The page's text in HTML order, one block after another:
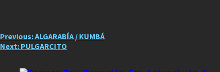
Post
navigation
Previous:ALGARABÍA / KUMBÁ
Next: PULGARCITO